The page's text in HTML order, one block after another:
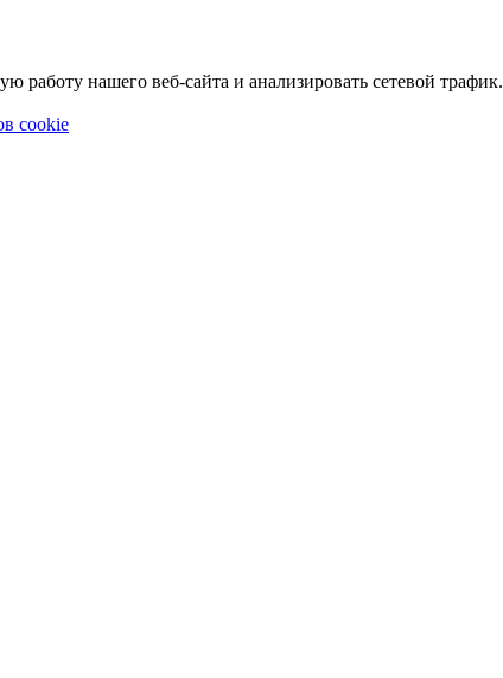
нашего веб-сайта и анализировать сетевой трафик.
cookie